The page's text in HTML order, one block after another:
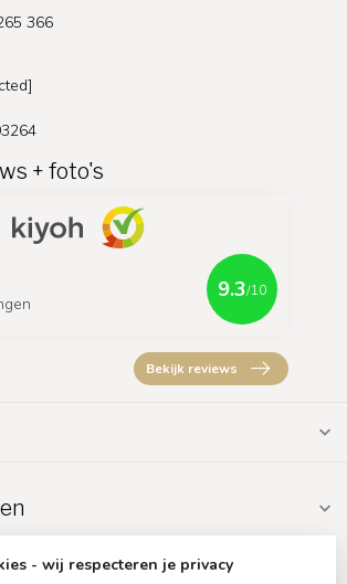
366
+ foto's
9.3/10
Bekijk reviews
- wij respecteren je privacy